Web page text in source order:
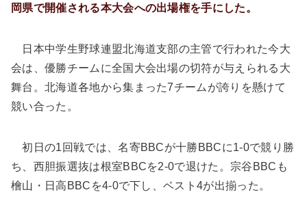
岡県で開催される本大会への出場権を手にした。
日本中学生野球連盟北海道支部の主管で行われた今大
会は、優勝チームに全国大会出場の切符が与えられる大
舞台。北海道各地から集まった7チームが誇りを懸けて
競い合った。
初日の1回戦では、名寄BBCが十勝BBCに1-0で競り勝
ち、西胆振選抜は根室BBCを2-0で退けた。宗谷BBCも
檜山・日高BBCを4-0で下し、ベスト4が出揃った。